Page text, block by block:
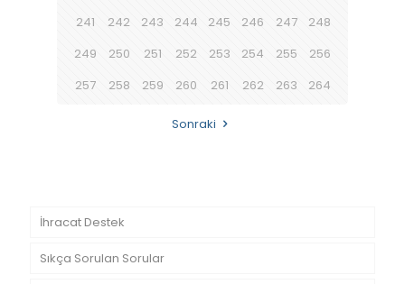
241
242 243 244 245 246 247
248
249
250 251 252 253 254 255
256
257
258 259 260 261 262 263 264
Sonraki
İhracat Destek
Sıkça Sorulan Sorular